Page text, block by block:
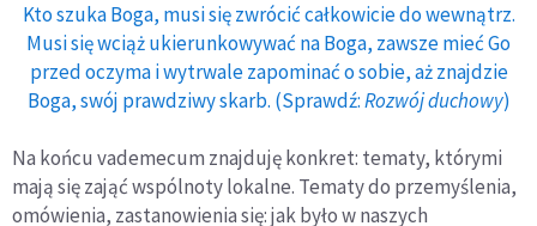
Kto szuka Boga, musi się zwrócić całkowicie do wewnątrz.
Musi się wciąż ukierunkowywać na Boga, zawsze mieć Go
przed oczyma i wytrwale zapominać o sobie, aż znajdzie
Boga, swój prawdziwy skarb. (Sprawdź:Rozwój duchowy)
Na końcu vademecum znajduję konkret: tematy, którymi
mają się zająć wspólnoty lokalne. Tematy do przemyślenia,
omówienia, zastanowienia się: jak było w naszych